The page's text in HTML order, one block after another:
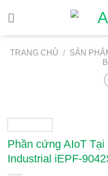
TRANG CHỦ
/ SẢN
Phần cứng AIoT
Industrial iEPF-